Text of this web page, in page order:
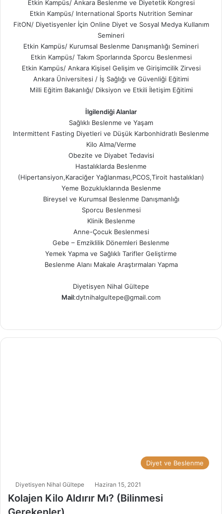
Etkin Kampüs/ Ankara Beslenme ve Diyetetik Kongresi
Etkin Kampüs/ International Sports Nutrition Seminar
FitON/ Diyetisyenler İçin Online Diyet ve Sosyal Medya Kullanım
Semineri
Etkin Kampüs/ Kurumsal Beslenme Danışmanlığı Semineri
Etkin Kampüs/ Takım Sporlarında Sporcu Beslenmesi
Etkin Kampüs/ Ankara Kişisel Gelişim ve Girişimcilik Zirvesi
Ankara Üniversitesi / İş Sağlığı ve Güvenliği Eğitimi
Milli Eğitim Bakanlığı/ Diksiyon ve Etkili İletişim Eğitimi
İlgilendiği Alanlar
Sağlıklı Beslenme ve Yaşam
Intermittent Fasting Diyetleri ve Düşük Karbonhidratlı Beslenme
Kilo Alma/Verme
Obezite ve Diyabet Tedavisi
Hastalıklarda Beslenme
(Hipertansiyon,Karaciğer Yağlanması,PCOS,Tiroit hastalıkları)
Yeme Bozukluklarında Beslenme
Bireysel ve Kurumsal Beslenme Danışmanlığı
Sporcu Beslenmesi
Klinik Beslenme
Anne-Çocuk Beslenmesi
Gebe – Emziklilik Dönemleri Beslenme
Yemek Yapma ve Sağlıklı Tarifler Geliştirme
Beslenme Alanı Makale Araştırmaları Yapma
Diyetisyen Nihal Gültepe
Mail:dytnihalgultepe@gmail.com
ra
Diyet ve Beslenme
Diyetisyen Nihal Gültepe Haziran 15, 2021
Kolajen Kilo Aldırır Mı? (Bilinmesi